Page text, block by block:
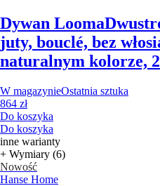
Dywan Looma
juty, bouclé, bez
naturalnym kolorze,
W magazynieOstatnia sztuka
864 zł
Do koszyka
Do koszyka
inne warianty
+ Wymiary (6)
Nowość
Hanse Home